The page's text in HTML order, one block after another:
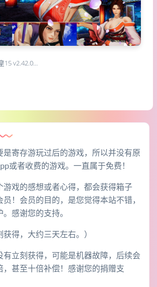
15 v2.42.0…
是寄存游玩过后的游戏，所以并没有原
或者收费的游戏。一直属于免费！
游戏的感想或者心得，都会获得箱子
！会员的目的，是您觉得本站不错，
感谢您的支持。
获得，大约三天左右。）
有立刻获得，可能是机器故障，后续会
，甚至十倍补偿！感谢您的捐赠支